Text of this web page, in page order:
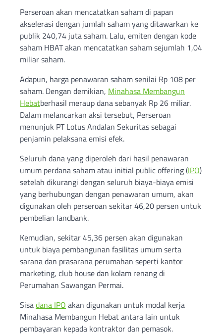
Perseroan akan mencatatkan saham di papan
akselerasi dengan jumlah saham yang ditawarkan ke
publik 240,74 juta saham. Lalu, emiten dengan kode
saham HBAT akan mencatatkan saham sejumlah 1,04
miliar saham.
Adapun, harga penawaran saham senilai Rp 108 per
saham. Dengan demikian, Minahasa Membangun
Hebatberhasil meraup dana sebanyak Rp 26 miliar.
Dalam melancarkan aksi tersebut, Perseroan
menunjuk PT Lotus Andalan Sekuritas sebagai
penjamin pelaksana emisi efek.
Seluruh dana yang diperoleh dari hasil penawaran
umum perdana saham atau initial public offering (IPO)
setelah dikurangi dengan seluruh biaya-biaya emisi
yang berhubungan dengan penawaran umum, akan
digunakan oleh perseroan sekitar 46,20 persen untuk
pembelian landbank.
Kemudian, sekitar 45,36 persen akan digunakan
untuk biaya pembangunan fasilitas umum serta
sarana dan prasarana perumahan seperti kantor
marketing, club house dan kolam renang di
Perumahan Sawangan Permai.
Sisadana IPO akan digunakan untuk modal kerja
Minahasa Membangun Hebat antara lain untuk
pembayaran kepada kontraktor dan pemasok.